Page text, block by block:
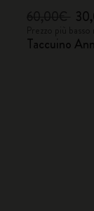
Taccuino